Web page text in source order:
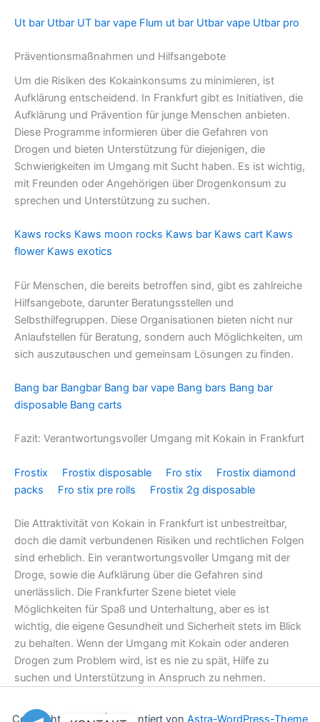
Ut bar Utbar UT bar vape Flum ut bar Utbar vape Utbar pro
Präventionsmaßnahmen und Hilfsangebote
Um die Risiken des Kokainkonsums zu minimieren, ist
Aufklärung entscheidend. In Frankfurt gibt es Initiativen, die
Aufklärung und Prävention für junge Menschen anbieten.
Diese Programme informieren über die Gefahren von
Drogen und bieten Unterstützung für diejenigen, die
Schwierigkeiten im Umgang mit Sucht haben. Es ist wichtig,
mit Freunden oder Angehörigen über Drogenkonsum zu
sprechen und Unterstützung zu suchen.
Kaws rocks Kaws moon rocks Kaws bar Kaws cart Kaws
flower Kaws exotics
Für Menschen, die bereits betroffen sind, gibt es zahlreiche
Hilfsangebote, darunter Beratungsstellen und
Selbsthilfegruppen. Diese Organisationen bieten nicht nur
Anlaufstellen für Beratung, sondern auch Möglichkeiten, um
sich auszutauschen und gemeinsam Lösungen zu finden.
Bang bar Bangbar Bang bar vape Bang bars Bang bar
disposable Bang carts
Fazit: Verantwortungsvoller Umgang mit Kokain in Frankfurt
Frostix Frostix disposable Fro stix
Frostix diamond
packs
Fro stix pre rolls Frostix 2g disposable
Die Attraktivität von Kokain in Frankfurt ist unbestreitbar,
doch die damit verbundenen Risiken und rechtlichen Folgen
sind erheblich. Ein verantwortungsvoller Umgang mit der
Droge, sowie die Aufklärung über die Gefahren sind
unerlässlich. Die Frankfurter Szene bietet viele
Möglichkeiten für Spaß und Unterhaltung, aber es ist
wichtig, die eigene Gesundheit und Sicherheit stets im Blick
zu behalten. Wenn der Umgang mit Kokain oder anderen
Drogen zum Problem wird, ist es nie zu spät, Hilfe zu
suchen und Unterstützung in Anspruch zu nehmen.
Copyright © 2026 | Präsentiert von Astra-WordPress-Theme